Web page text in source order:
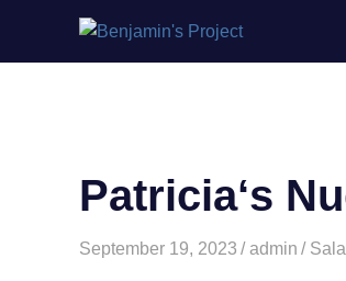
Patricia‘s
September 19, 2023 admin